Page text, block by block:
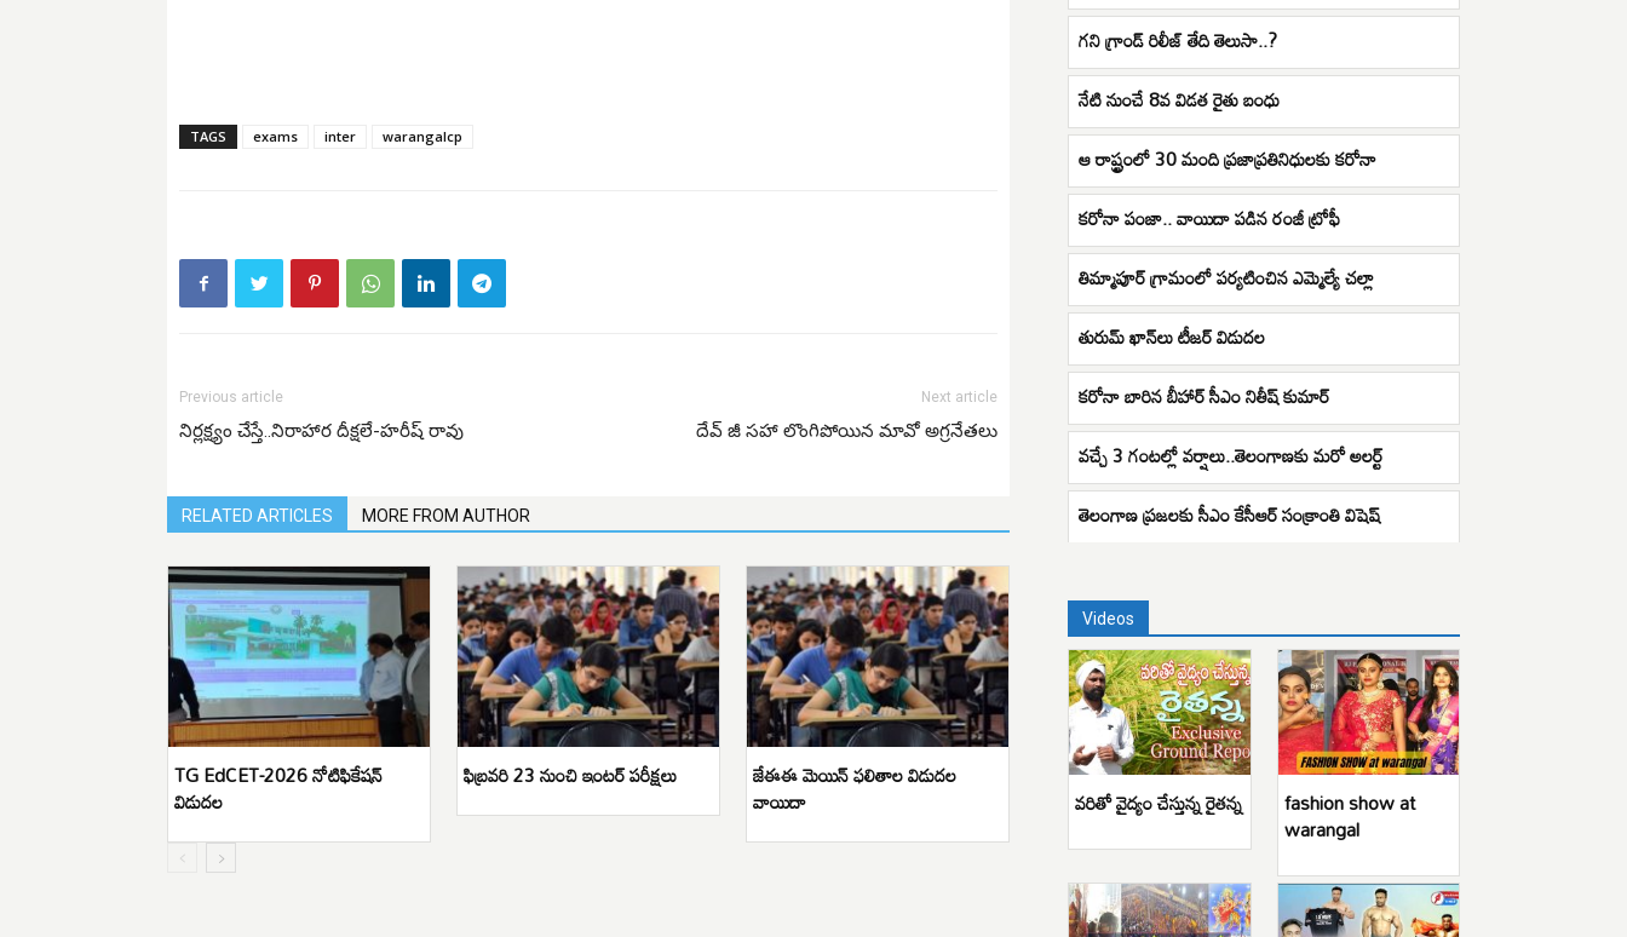
TAGS exams inter warangalcp
Previous article
నిర్లక్ష్యం చేస్తే..నిరాహార దీక్షలే-హరీష్ రావు
Next article
దేవ్ జీ సహా లొంగిపోయిన మావో అగ్రనేతలు
RELATED ARTICLES MORE FROM AUTHOR
TG EdCET-2026 నోటిఫికేషన్
విడుదల
ఫిబ్రవరి 23 నుంచి ఇంటర్ పరీక్షలు జేఈఈ మెయిన్‌ ఫలితాల విడుదల
వాయిదా
గని గ్రాండ్ రిలీజ్ తేది తెలుసా..?
నేటి నుంచే 8వ విడత రైతు బంధు
ఆ రాష్ట్రంలో 30 మంది ప్రజాప్రతినిధులకు కరోనా
కరోనా పంజా.. వాయిదా పడిన రంజీ ట్రోఫీ
తిమ్మాపూర్ గ్రామంలో పర్యటించిన ఎమ్మెల్యే చల్లా
తురుమ్ ఖాన్‌లు టీజర్ విడుదల
కరోనా బారిన బీహార్ సీఎం నితీష్ కుమార్
వచ్చే 3 గంటల్లో వర్షాలు..తెలంగాణకు మరో అలర్ట్
తెలంగాణ ప్రజలకు సీఎం కేసీఆర్ సంక్రాంతి విషెష్
Videos
వరితో వైద్యం చేస్తున్న రైతన్న fashion show at
warangal